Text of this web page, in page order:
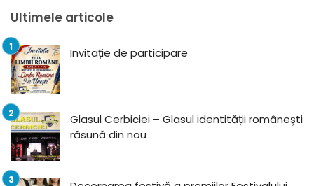
Ultimele articole
Invitație de participare
Glasul Cerbiciei – Glasul identității românești
răsună din nou